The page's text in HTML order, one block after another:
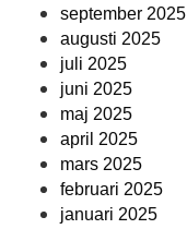
september 2025
augusti 2025
juli 2025
juni 2025
maj 2025
april 2025
mars 2025
februari 2025
januari 2025